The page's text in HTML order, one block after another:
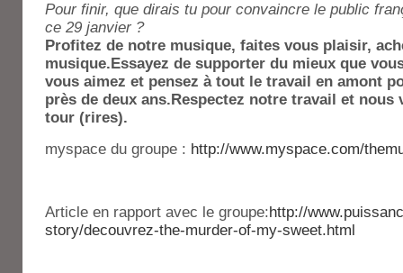
Pour finir, que dirais tu pour convaincre le public
ce 29 janvier ?
Profitez de notre musique, faites vous plaisir,
musique.Essayez de supporter du mieux que
vous aimez et pensez à tout le travail en amont
près de deux ans.Respectez notre travail et nous
tour (rires).
myspace du groupe : http://www.myspace.com/
Article en rapport avec le groupe:http://
story/decouvrez-the-murder-of-my-sweet.html